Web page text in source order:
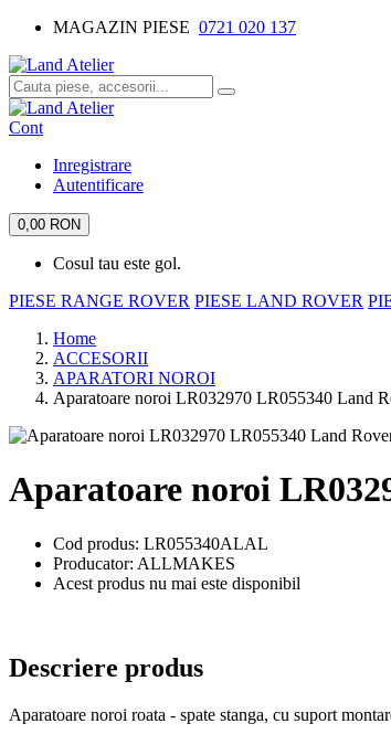
MAGAZIN PIESE 0721 020 137
Cont
Inregistrare
Autentificare
0,00 RON
Cosul tau este gol.
PIESE RANGE ROVER PIESE LAND ROVER
Home
ACCESORII
APARATORI NOROI
Aparatoare noroi LR032970 LR055340 Land
Aparatoare noroi
Cod produs: LR055340ALAL
Producator: ALLMAKES
Acest produs nu mai este disponibil
Descriere produs
Aparatoare noroi roata - spate stanga, cu suport